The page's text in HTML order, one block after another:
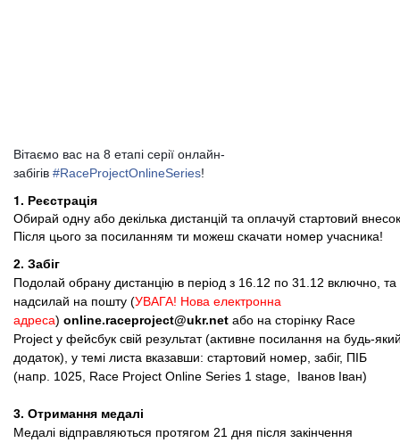
Вітаємо вас на 8 етапі серії онлайн-
забігів #RaceProjectOnlineSeries!
1. Реєстрація
Обирай одну або декілька дистанцій та оплачуй стартовий
Після цього за посиланням ти можеш скачати номер учасника!
2. Забіг
Подолай обрану дистанцію в період з 16.12 по 31.12 включно, та
надсилай на пошту (УВАГА! Нова електронна
адреса) online.raceproject@ukr.net або на сторінку Race
Project у фейсбук свій результат (активне посилання на будь-
додаток), у темі листа вказавши: стартовий номер, забіг, ПІБ
(напр. 1025, Race Project Online Series 1 stage, Іванов Іван)
3. Отримання медалі
Медалі відправляються протягом 21 дня після закінчення